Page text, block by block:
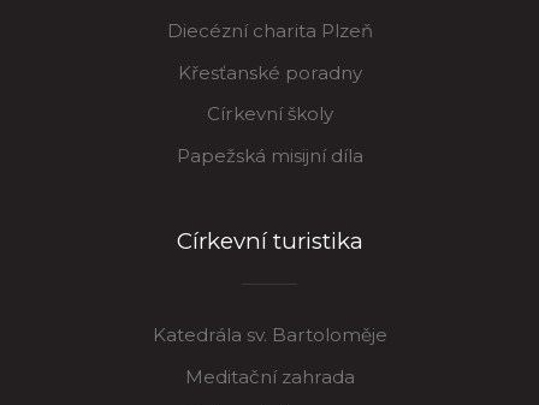
Diecézní charita Plzeň
Křesťanské poradny
Církevní školy
Papežská misijní díla
Církevní turistika
Katedrála sv. Bartoloměje
Meditační zahrada